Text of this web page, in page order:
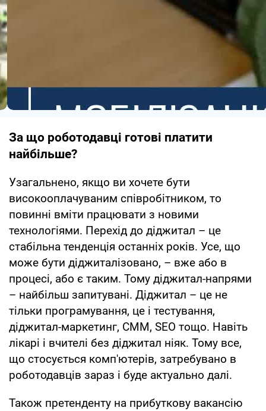
За що роботодавці готові платити
найбільше?
Узагальнено, якщо ви хочете бути
високооплачуваним співробітником, то
повинні вміти працювати з новими
технологіями. Перехід до діджитал – це
стабільна тенденція останніх років. Усе, що
може бути діджиталізовано, – вже або в
процесі, або є таким. Тому діджитал-напрями
– найбільш запитувані. Діджитал – це не
тільки програмування, це і тестування,
діджитал-маркетинг, СММ, SEO тощо. Навіть
лікарі і вчителі без діджитал ніяк. Тому все,
що стосується комп'ютерів, затребувано в
роботодавців зараз і буде актуально далі.
Також претенденту на прибуткову вакансію